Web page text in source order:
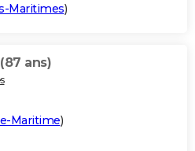
Maritimes)
(87 ans)
Maritime)